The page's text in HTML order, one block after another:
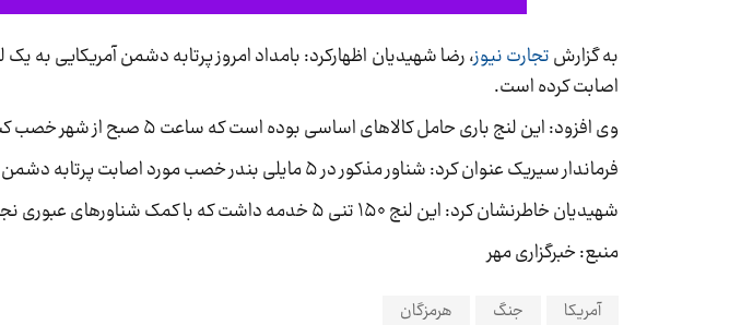
به گزارشتجارت نیوز، رضا شهیدیان اظهارکرد: بامداد امروز پرتابه دشمن آمریکایی به
اصابت کرده است.
وی افزود: این لنج باری حامل کالاهای اساسی بوده است که ساعت ۵ صبح از شهر خصب کشور عمان به سمت شهرستان سیریک در حرکت بود.
فرماندار سیریک عنوان کرد: شناور مذکور در ۵ مایلی بندر خصب مورد اصابت پرتابه دشمن قرار گرفته است.
شهیدیان خاطرنشان کرد: این لنج ۱۵۰ تنی ۵ خدمه داشت که با کمک شناورهای عبوری نجات پیدا کرده و به کشور عمان انتقال داده شدند.
منبع: خبرگزاری مهر
آمریکا جنگ هرمزگان